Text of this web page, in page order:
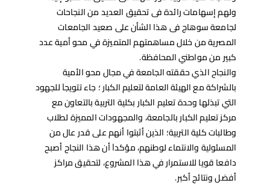
ولهم إسهامات رائدة فى تحقيق العديد من النجاحات
لجامعة سوهاج فى هذا الشأن على صعيد الجامعات
المصرية من خلال مساهمتهم المتميزة في محو أمية عدد
كبير من مواطني المحافظة.
والنجاح الذي حققته الجامعة في مجال محو الأمية
بالشراكة مع الهيئة العامة لتعليم الكبار ؛ جاء تتويجاَ للجهود
التي تبذلها وحدة تعليم الكبار بكلية التربية بالتعاون مع
مركز تعليم الكبار بالجامعة، والمجهودات المميزة لطلاب
وطالبات كلية التربية؛ الذين أثبتوا أنهم على قدر عال من
المسئولية والانتماء لوطنهم، مؤكداَ أن هذا النجاح أصبح
دافعا قويا للاستمرار في هذا المشروع، لتحقيق مراكز
أفضل ونتائج أكبر.